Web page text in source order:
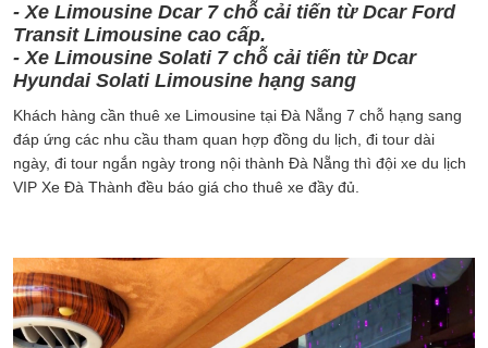
- Xe Limousine Dcar 7 chỗ cải tiến từ Dcar Ford
Transit Limousine cao cấp.
- Xe Limousine Solati 7 chỗ cải tiến từ Dcar
Hyundai Solati Limousine hạng sang
Khách hàng cần thuê xe Limousine tại Đà Nẵng 7 chỗ hạng sang
đáp ứng các nhu cầu tham quan hợp đồng du lịch, đi tour dài
ngày, đi tour ngắn ngày trong nội thành Đà Nẵng thì đội xe du lịch
VIP Xe Đà Thành đều báo giá cho thuê xe đầy đủ.